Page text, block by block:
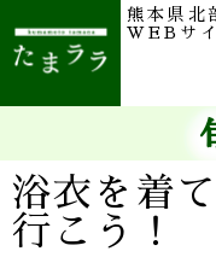
熊本県北
WEBサ
浴衣を着
行こう！